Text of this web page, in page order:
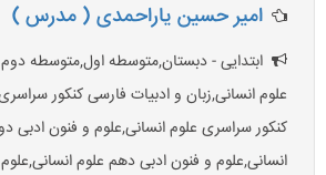
امیر حسین یاراحمدی ( مدرس )
ابتدایی - دبستان,متوسطه اول,متوسطه
علوم انسانی,زبان و ادبیات فارسی کنکور
کنکور سراسری علوم انسانی,علوم و فنون ادبی
انسانی,علوم و فنون ادبی دهم علوم